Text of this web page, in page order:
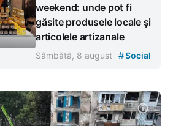
weekend: unde pot fi
găsite produsele locale și
articolele artizanale
Sâmbătă, 8 august #Social